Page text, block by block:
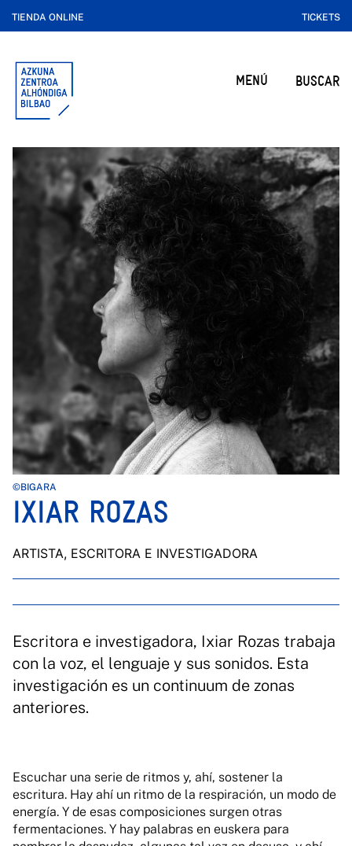
TIENDA ONLINE TICKETS
MENÚ BUSCAR
©BIGARA
IXIAR ROZAS
ARTISTA, ESCRITORA E INVESTIGADORA
Escritora e investigadora, Ixiar Rozas trabaja
con la voz, el lenguaje y sus sonidos. Esta
investigación es un continuum de zonas
anteriores.
Escuchar una serie de ritmos y, ahí, sostener la
escritura. Hay ahí un ritmo de la respiración, un modo de
energía. Y de esas composiciones surgen otras
fermentaciones. Y hay palabras en euskera para